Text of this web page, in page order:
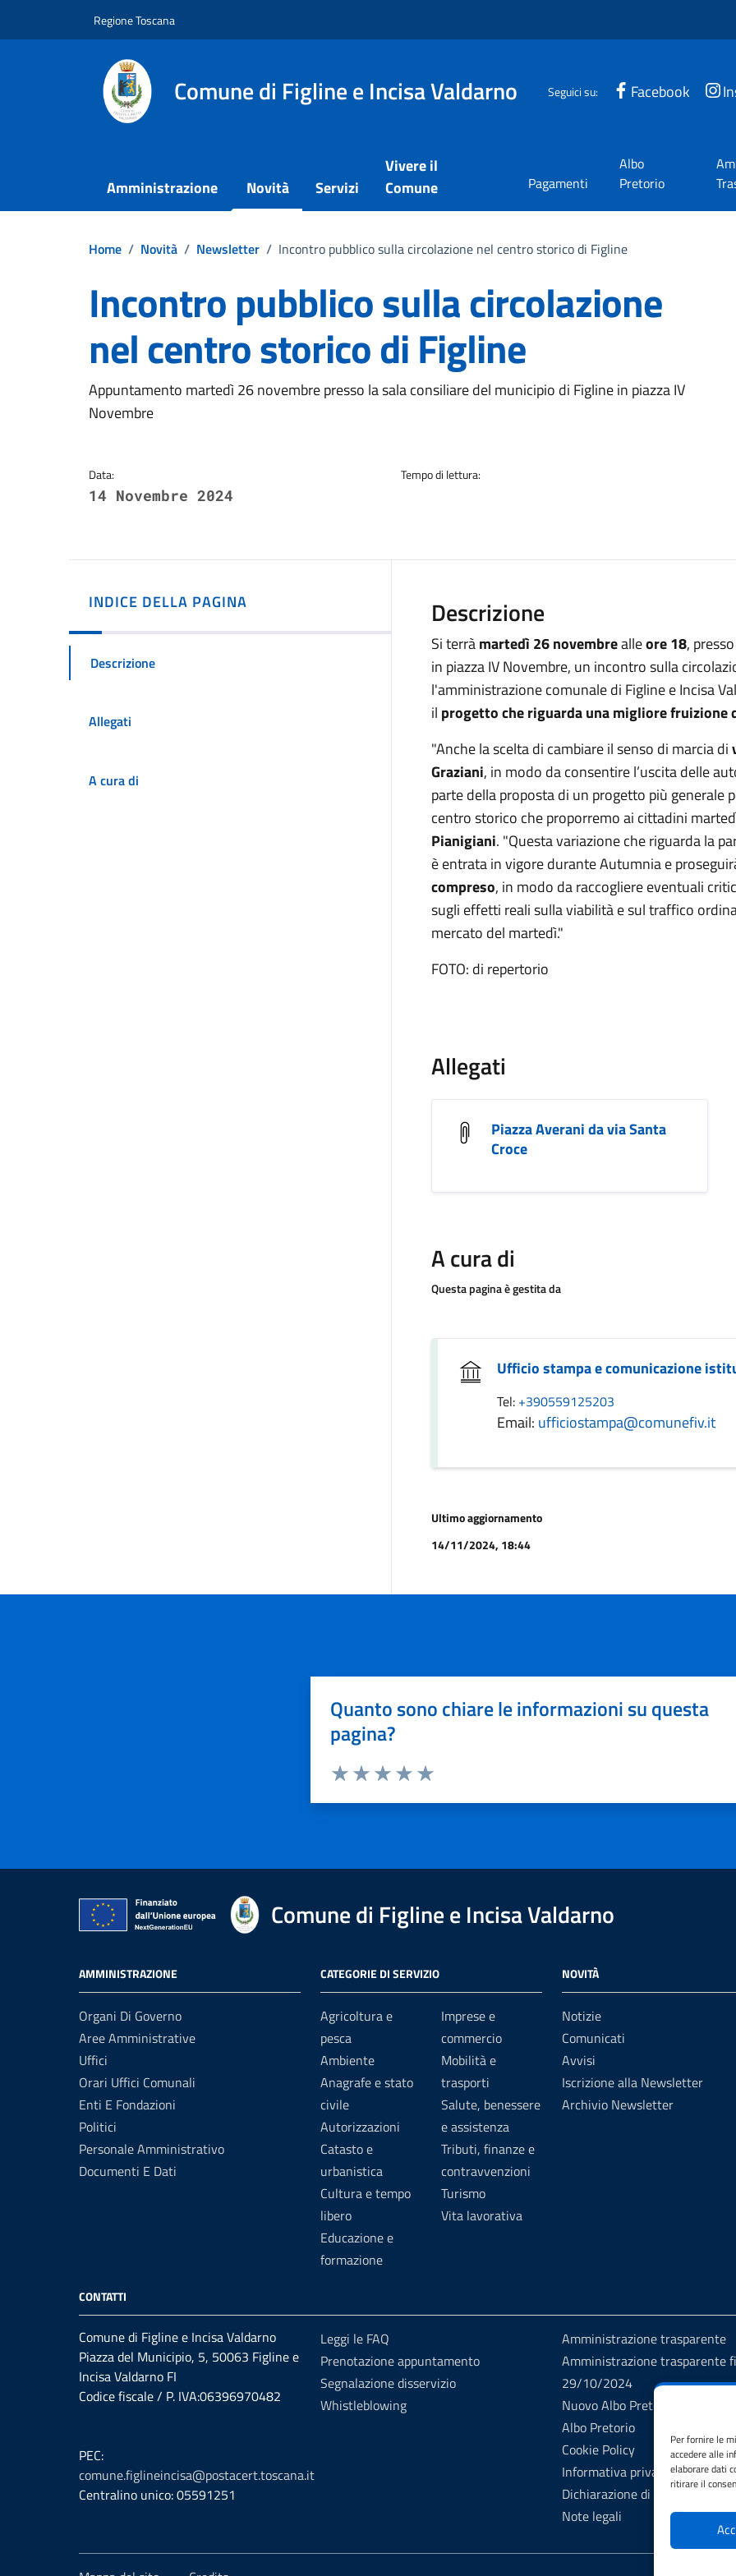
Per fornire le
accedere alle
elaborare dati
ritirare il
Regione Toscana
Comune di Figline e Incisa Valdarno Seguici su: Facebook
Amministrazione Novità Servizi
Vivere il
Comune
Pagamenti
Albo
Pretorio
Home / Novità / Newsletter / Incontro pubblico sulla circolazione nel centro storico di Figline
Incontro pubblico sulla circolazione
nel centro storico di Figline
Dettagli della notizia
Appuntamento martedì 26 novembre presso la sala consiliare del municipio di Figline in piazza IV
Novembre
Data:
14 Novembre 2024
Tempo di lettura:
INDICE DELLA PAGINA
Descrizione
Allegati
A cura di
Descrizione
Si terràmartedì 26 novembrealleore 18,
in piazza IV Novembre, un incontro sulla
l'amministrazione comunale di Figline e Incisa
il progetto che riguarda una migliore fruizione
"Anche la scelta di cambiare il senso di marcia di
Graziani, in modo da consentire l’uscita delle
parte della proposta di un progetto più generale
centro storico che proporremo ai cittadini
Pianigiani. "Questa variazione che riguarda la
è entrata in vigore durante Autumnia e
compreso, in modo da raccogliere eventuali
sugli effetti reali sulla viabilità e sul traffico
mercato del martedì."
FOTO: di repertorio
Allegati
Piazza Averani da via Santa
Croce
A cura di
Questa pagina è gestita da
Ufficio stampa e comunicazione
Tel: +390559125203
Email: ufficiostampa@comunefiv.it
Ultimo aggiornamento
14/11/2024, 18:44
Quanto sono chiare le informazioni su questa
pagina?
Comune di Figline e Incisa Valdarno
AMMINISTRAZIONE
Organi Di Governo
Aree Amministrative
Uffici
Orari Uffici Comunali
Enti E Fondazioni
Politici
Personale Amministrativo
Documenti E Dati
CATEGORIE DI SERVIZIO
Agricoltura e
pesca
Ambiente
Anagrafe e stato
civile
Autorizzazioni
Catasto e
urbanistica
Cultura e tempo
libero
Educazione e
formazione
Imprese e
commercio
Mobilità e
trasporti
Salute, benessere
e assistenza
Tributi, finanze e
contravvenzioni
Turismo
Vita lavorativa
NOVITÀ
Notizie
Comunicati
Avvisi
Iscrizione alla Newsletter
Archivio Newsletter
CONTATTI
Comune di Figline e Incisa Valdarno
Piazza del Municipio, 5, 50063 Figline e
Incisa Valdarno FI
Codice fiscale / P. IVA:06396970482
PEC:
comune.figlineincisa@postacert.toscana.it
Centralino unico: 05591251
Leggi le FAQ
Prenotazione appuntamento
Segnalazione disservizio
Whistleblowing
Amministrazione trasparente
Amministrazione trasparente
29/10/2024
Nuovo Albo Pretorio
Albo Pretorio
Cookie Policy
Informativa privacy
Dichiarazione di accessibilità
Note legali